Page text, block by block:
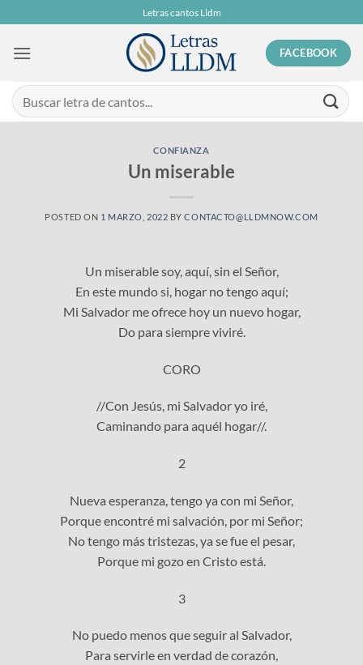
to
content
Letras cantos Lldm
FACEBOOK
CONFIANZA
Un miserable
POSTED ON 1 MARZO, 2022 BYCONTACTO@LLDMNOW.COM
Un miserable soy, aquí, sin el Señor,
En este mundo si, hogar no tengo aquí;
Mi Salvador me ofrece hoy un nuevo hogar,
Do para siempre viviré.
CORO
//Con Jesús, mi Salvador yo iré,
Caminando para aquél hogar//.
2
Nueva esperanza, tengo ya con mi Señor,
Porque encontré mi salvación, por mi Señor;
No tengo más tristezas, ya se fue el pesar,
Porque mi gozo en Cristo está.
3
No puedo menos que seguir al Salvador,
Para servirle en verdad de corazón,